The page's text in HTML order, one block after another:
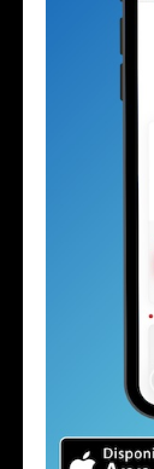
estos días
verduras
opción para
Clínico San
enfrentes el
una razón:
agua, lo que
y mejoran la